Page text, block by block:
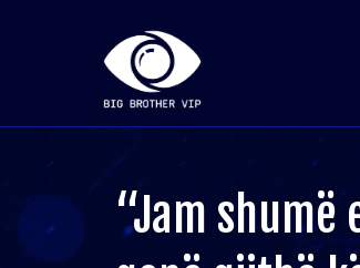
“Jam